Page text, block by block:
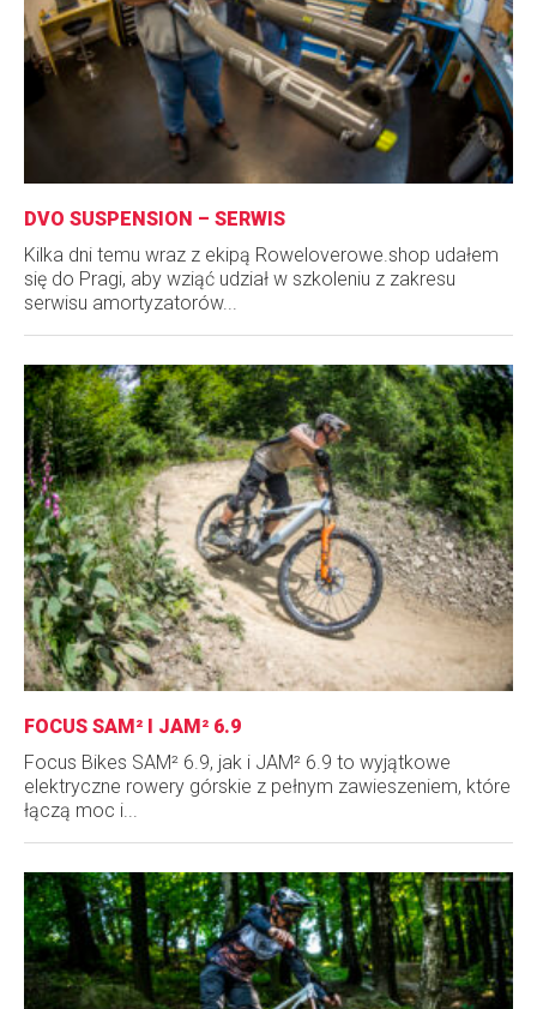
DVO SUSPENSION – SERWIS
Kilka dni temu wraz z ekipą Roweloverowe.shop udałem
się do Pragi, aby wziąć udział w szkoleniu z zakresu
serwisu amortyzatorów...
FOCUS SAM² I JAM² 6.9
Focus Bikes SAM² 6.9, jak i JAM² 6.9 to wyjątkowe
elektryczne rowery górskie z pełnym zawieszeniem, które
łączą moc i...